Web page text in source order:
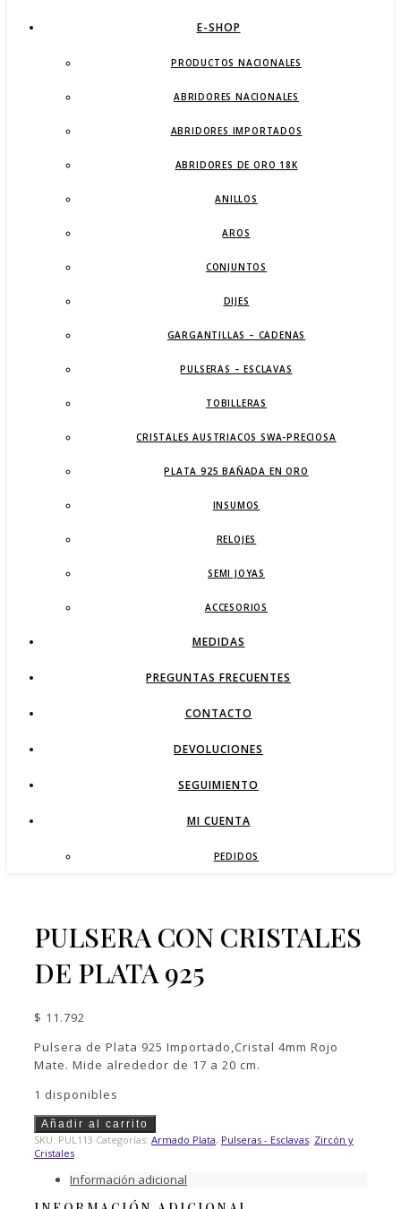
E-SHOP
PRODUCTOS NACIONALES
ABRIDORES NACIONALES
ABRIDORES IMPORTADOS
ABRIDORES DE ORO 18K
ANILLOS
AROS
CONJUNTOS
DIJES
GARGANTILLAS – CADENAS
PULSERAS – ESCLAVAS
TOBILLERAS
CRISTALES AUSTRIACOS SWA-PRECIOSA
PLATA 925 BAÑADA EN ORO
INSUMOS
RELOJES
SEMI JOYAS
ACCESORIOS
MEDIDAS
PREGUNTAS FRECUENTES
CONTACTO
DEVOLUCIONES
SEGUIMIENTO
MI CUENTA
PEDIDOS
PULSERA CON CRISTALES
DE PLATA 925
$ 11.792
Pulsera de Plata 925 Importado,Cristal 4mm Rojo
Mate. Mide alrededor de 17 a 20 cm.
1 disponibles
PULSERA
CON
CRISTALES
PLATA
925
Añadir al carrito
SKU: PUL113 Categorías: Armado Plata, Pulseras - Esclavas, Zircón y
Cristales
Información adicional